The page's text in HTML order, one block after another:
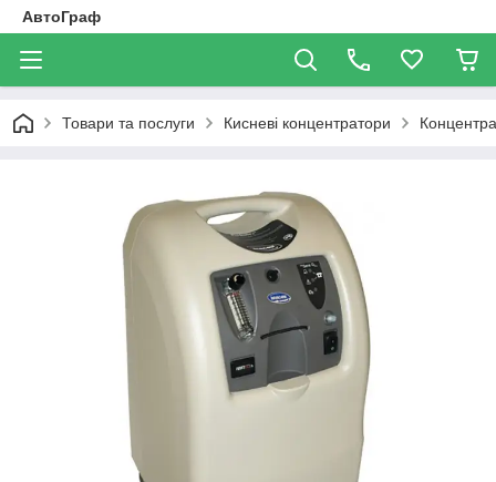
АвтоГраф
Товари та послуги Кисневі концентратори